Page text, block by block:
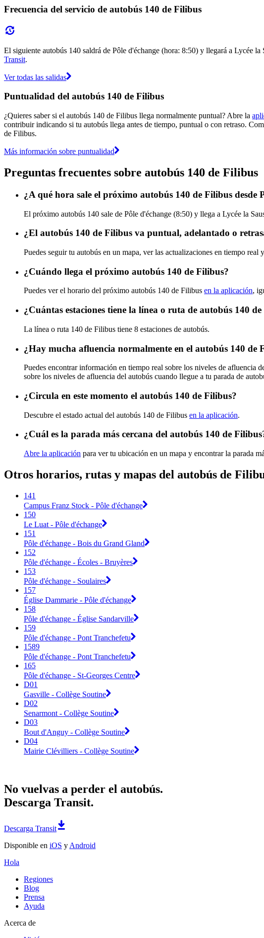
Frecuencia del servicio de autobús 140 de Filibus
El siguiente autobús 140 saldrá de Pôle d'échange (hora: 8:50) y llegará a Lycée
Transit.
Ver todas las salidas
Puntualidad del autobús 140 de Filibus
¿Quieres saber si el autobús 140 de Filibus llega normalmente puntual? Abre la
contribuir indicando si tu autobús llega antes de tiempo, puntual o con retraso.
de Filibus.
Más información sobre puntualidad
Preguntas frecuentes sobre autobús 140 de Filibus
¿A qué hora sale el próximo autobús 140 de Filibus desde
El próximo autobús 140 sale de Pôle d'échange (8:50) y llega a Lycée la
¿El autobús 140 de Filibus va puntual, adelantado o
Puedes seguir tu autobús en un mapa, ver las actualizaciones en tiempo
¿Cuándo llega el próximo autobús 140 de Filibus?
Puedes ver el horario del próximo autobús 140 de Filibus en la aplicación,
¿Cuántas estaciones tiene la línea o ruta de autobús 140
La línea o ruta 140 de Filibus tiene 8 estaciones de autobús.
¿Hay mucha afluencia normalmente en el autobús 140 de
Puedes encontrar información en tiempo real sobre los niveles de afluencia
sobre los niveles de afluencia del autobús cuando llegue a tu parada de
¿Circula en este momento el autobús 140 de Filibus?
Descubre el estado actual del autobús 140 de Filibus en la aplicación.
¿Cuál es la parada más cercana del autobús 140 de
Abre la aplicación para ver tu ubicación en un mapa y encontrar la parada
Otros horarios, rutas y mapas del autobús de
141
Campus Franz Stock - Pôle d'échange
150
Le Luat - Pôle d'échange
151
Pôle d'échange - Bois du Grand Gland
152
Pôle d'échange - Écoles - Bruyères
153
Pôle d'échange - Soulaires
157
Église Dammarie - Pôle d'échange
158
Pôle d'échange - Église Sandarville
159
Pôle d'échange - Pont Tranchefetu
1589
Pôle d'échange - Pont Tranchefetu
165
Pôle d'échange - St-Georges Centre
D01
Gasville - Collège Soutine
D02
Senarmont - Collège Soutine
D03
Bout d'Anguy - Collège Soutine
D04
Mairie Clévilliers - Collège Soutine
No vuelvas a perder el autobús.
Descarga Transit.
Descarga Transit
Disponible en iOS y Android
Hola
Regiones
Blog
Prensa
Ayuda
Acerca de